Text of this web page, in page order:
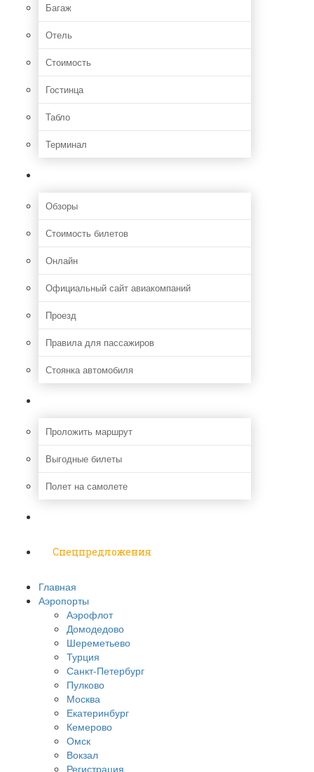
Багаж
Отель
Стоимость
Гостинца
Табло
Терминал
Обзоры
Стоимость билетов
Онлайн
Официальный сайт авиакомпаний
Проезд
Правила для пассажиров
Стоянка автомобиля
Проложить маршрут
Выгодные билеты
Полет на самолете
Спецпредложения
Главная
Аэропорты
Аэрофлот
Домодедово
Шереметьево
Турция
Санкт-Петербург
Пулково
Москва
Екатеринбург
Кемерово
Омск
Вокзал
Регистрация